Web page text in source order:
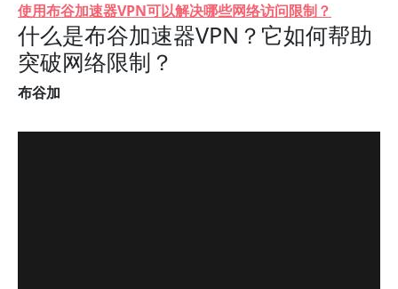
使用布谷加速器VPN可以解决哪些网络访问限制？
什么是布谷加速器VPN？它如何帮助
突破网络限制？
布谷加